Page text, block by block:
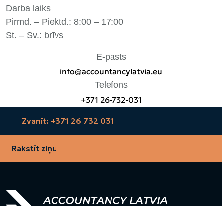
Darba laiks
Pirmd. – Piektd.: 8:00 – 17:00
St. – Sv.: brīvs
E-pasts
info@accountancylatvia.eu
Telefons
+371 26-732-031
Zvanīt: +371 26 732 031
Rakstīt ziņu